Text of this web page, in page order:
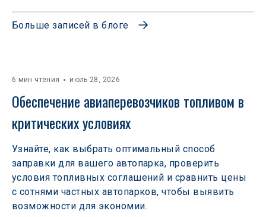
Больше записей в блоге
6 мин чтения июль 28, 2026
Обеспечение авиаперевозчиков топливом в
критических условиях
Узнайте, как выбрать оптимальный способ
заправки для вашего автопарка, проверить
условия топливных соглашений и сравнить цены
с сотнями частных автопарков, чтобы выявить
возможности для экономии.